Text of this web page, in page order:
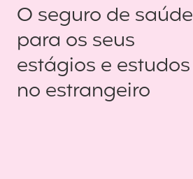
O seguro de saúde
para os seus
estágios e estudos
no estrangeiro